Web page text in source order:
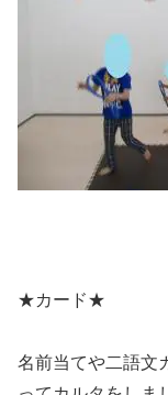
★カード★
名前当てや二語文